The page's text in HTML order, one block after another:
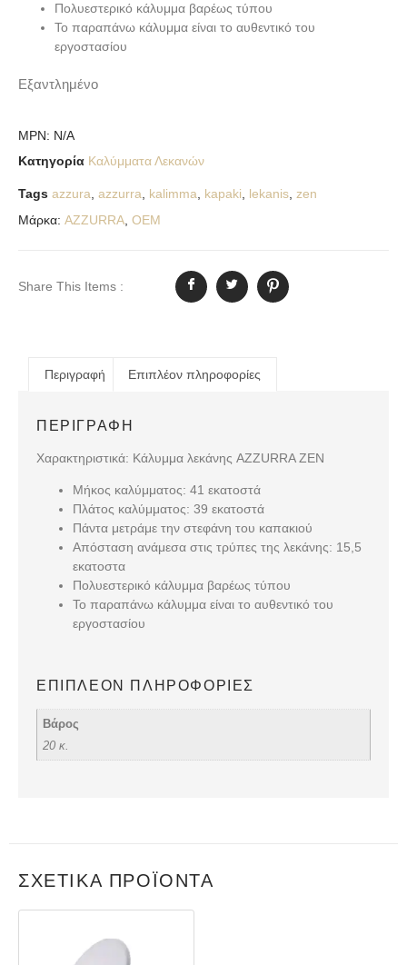
Πολυεστερικό κάλυμμα βαρέως τύπου
Το παραπάνω κάλυμμα είναι το αυθεντικό του
εργοστασίου
Εξαντλημένο
MPN: N/A
Κατηγορία Καλύμματα Λεκανών
Tags azzura azzurra kalimma kapaki lekanis zen
Μάρκα: AZZURRA OEM
Share This Items :
Περιγραφή Επιπλέον πληροφορίες
ΠΕΡΙΓΡΑΦΉ
Χαρακτηριστικά: Κάλυμμα λεκάνης AZZURRA ZEN
Μήκος καλύμματος: 41 εκατοστά
Πλάτος καλύμματος: 39 εκατοστά
Πάντα μετράμε την στεφάνη του καπακιού
Απόσταση ανάμεσα στις τρύπες της λεκάνης: 15,5
εκατοστα
Πολυεστερικό κάλυμμα βαρέως τύπου
Το παραπάνω κάλυμμα είναι το αυθεντικό του
εργοστασίου
ΕΠΙΠΛΈΟΝ ΠΛΗΡΟΦΟΡΊΕΣ
Βάρος
20 κ.
ΣΧΕΤΙΚΆ ΠΡΟΪΌΝΤΑ